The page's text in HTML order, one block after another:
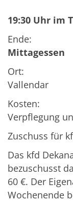
Beginn
19:30 Uhr im
Ende:
Mittagessen
Ort:
Vallendar
Kosten:
Verpflegung
Zuschuss für
Das kfd
bezuschusst
60 €. Der
Wochenende